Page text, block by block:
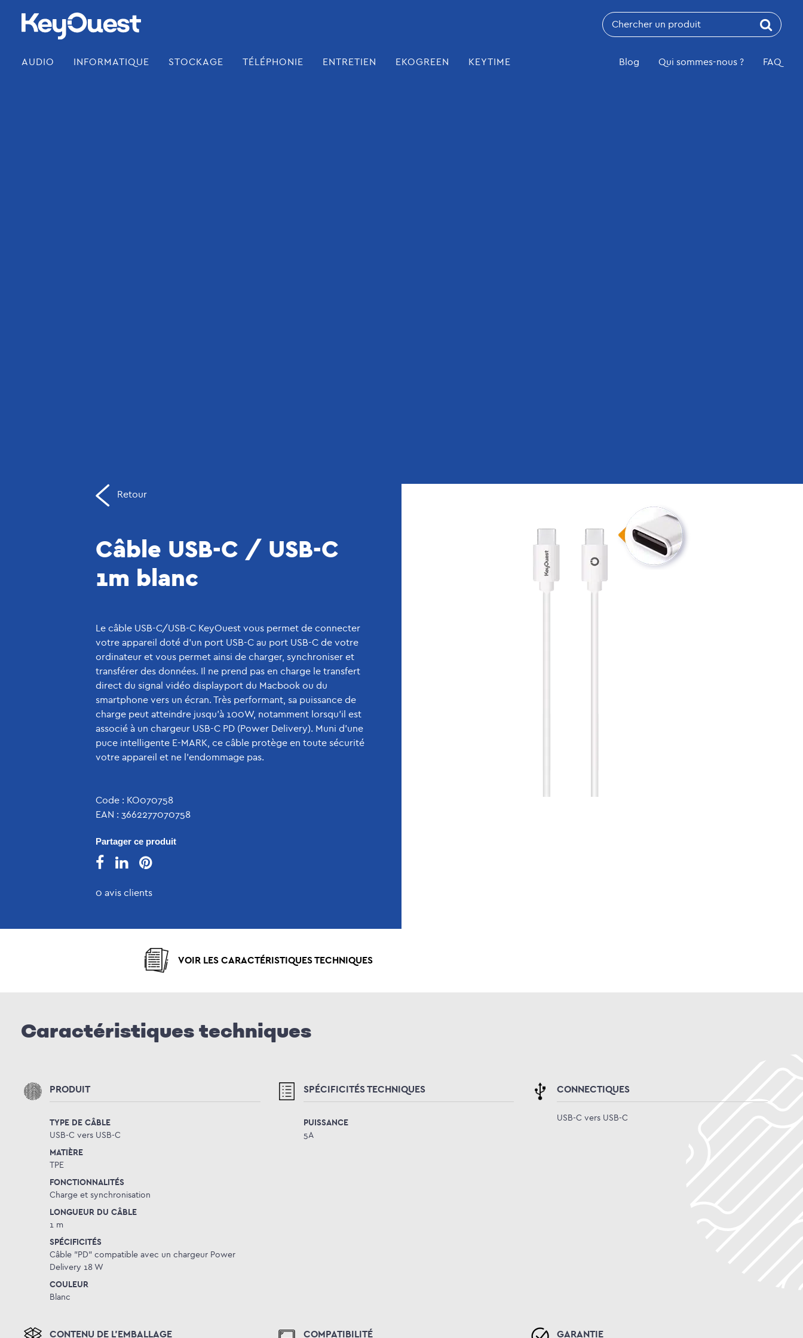
content
Recherche
pour:
AUDIO INFORMATIQUE STOCKAGE TÉLÉPHONIE ENTRETIEN EKOGREEN KEYTIME Blog Qui sommes-nous ? FAQ
Retour
Câble USB-C / USB-C
1m blanc
Le câble USB-C/USB-C KeyOuest vous permet de connecter
votre appareil doté d'un port USB-C au port USB-C de votre
ordinateur et vous permet ainsi de charger, synchroniser et
transférer des données. Il ne prend pas en charge le transfert
direct du signal vidéo displayport du Macbook ou du
smartphone vers un écran. Très performant, sa puissance de
charge peut atteindre jusqu'à 100W, notamment lorsqu'il est
associé à un chargeur USB-C PD (Power Delivery). Muni d'une
puce intelligente E-MARK, ce câble protège en toute sécurité
votre appareil et ne l'endommage pas.
Code : KO070758
EAN : 3662277070758
Partager ce produit
0 avis clients
VOIR LES CARACTÉRISTIQUES TECHNIQUES
Caractéristiques techniques
PRODUIT
TYPE DE CÂBLE
USB-C vers USB-C
MATIÈRE
TPE
FONCTIONNALITÉS
Charge et synchronisation
LONGUEUR DU CÂBLE
1 m
SPÉCIFICITÉS
Câble "PD" compatible avec un chargeur Power
Delivery 18 W
COULEUR
Blanc
SPÉCIFICITÉS TECHNIQUES
PUISSANCE
5A
CONNECTIQUES
USB-C vers USB-C
CONTENU DE L'EMBALLAGE COMPATIBILITÉ GARANTIE